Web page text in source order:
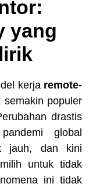
yang
kerja remote-
populer
drastis
global
jauh, dan kini
untuk tidak
ini tidak